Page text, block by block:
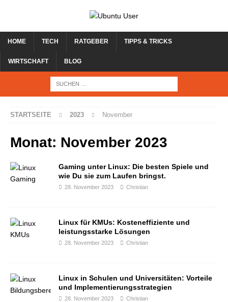
HOME TECH RATGEBER TIPPS & TRICKS
WIRTSCHAFT BLOG
STARTSEITE 2023 November
Monat: November 2023
Gaming unter Linux: Die besten Spiele und
wie Du sie zum Laufen bringst.
28. November 2023 Christian
Linux für KMUs: Kosteneffiziente und
leistungsstarke Lösungen
28. November 2023 Christian
Linux in Schulen und Universitäten: Vorteile
und Implementierungsstrategien
28. November 2023 Christian